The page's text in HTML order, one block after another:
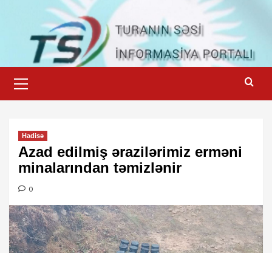
content
Menu
Hadisə
Azad edilmiş ərazilərimiz erməni
minalarından təmizlənir
0